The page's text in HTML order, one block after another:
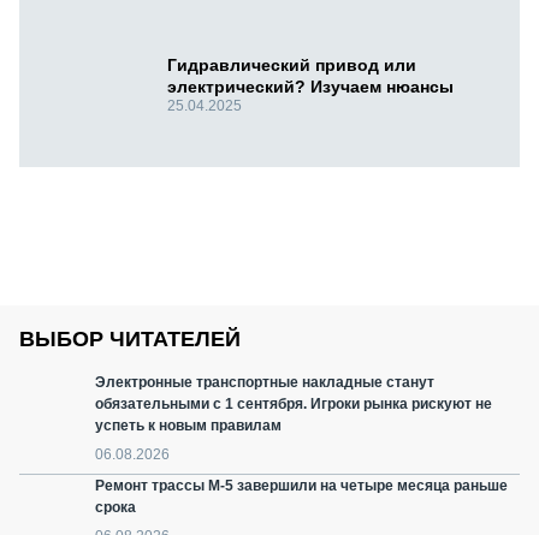
Гидравлический привод или
электрический? Изучаем нюансы
25.04.2025
ВЫБОР ЧИТАТЕЛЕЙ
Электронные транспортные накладные станут
обязательными с 1 сентября. Игроки рынка рискуют не
успеть к новым правилам
06.08.2026
Ремонт трассы М-5 завершили на четыре месяца раньше
срока